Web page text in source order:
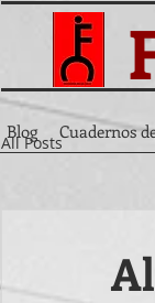
All Posts
Blog Cuadernos